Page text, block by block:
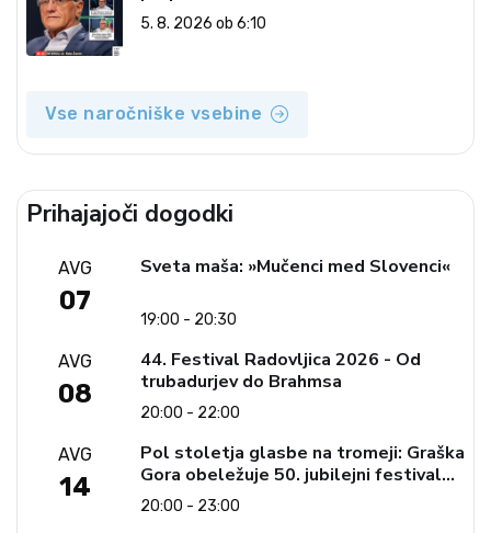
5. 8. 2026 ob 6:10
Vse naročniške vsebine
Prihajajoči dogodki
AVG
07
Sveta maša: »Mučenci med Slovenci«
19:00 - 20:30
AVG
08
44. Festival Radovljica 2026 - Od
trubadurjev do Brahmsa
20:00 - 22:00
AVG
14
Pol stoletja glasbe na tromeji: Graška
Gora obeležuje 50. jubilejni festival
narodno-zabavne glasbe
20:00 - 23:00